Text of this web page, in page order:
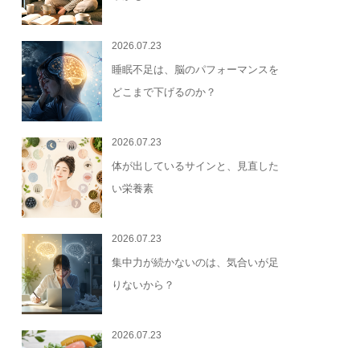
2026.07.23
睡眠不足は、脳のパフォーマンスを
どこまで下げるのか？
2026.07.23
体が出しているサインと、見直した
い栄養素
2026.07.23
集中力が続かないのは、気合いが足
りないから？
2026.07.23